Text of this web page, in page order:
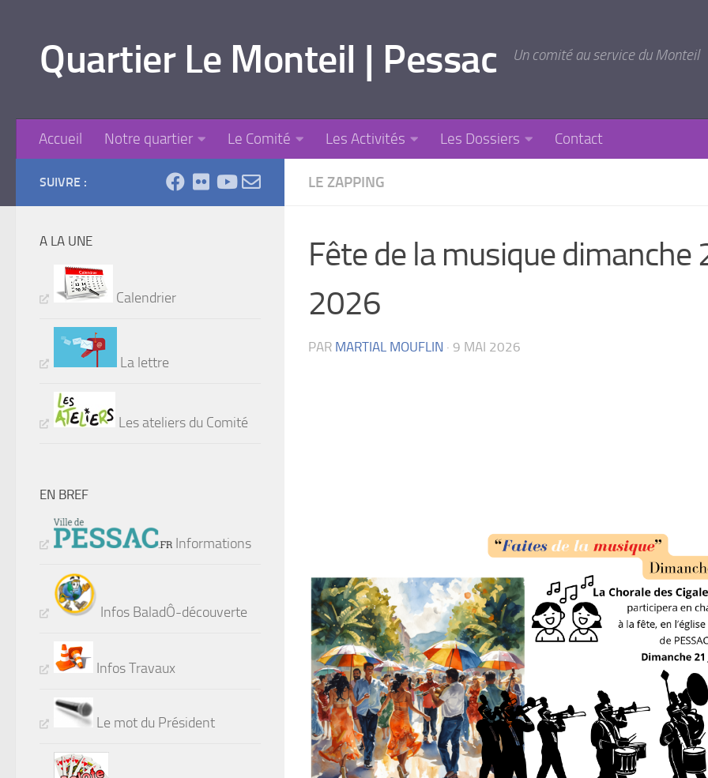
Quartier Le Monteil | Pessac Un comité au service du Monteil
Accueil Notre quartier Le Comité Les Activités Les Dossiers Contact
LE ZAPPING
Fête de la musique dimanche
2026
PAR MARTIAL MOUFLIN · 9 MAI 2026
SUIVRE :
A LA UNE
Calendrier
La lettre
Les ateliers du Comité
EN BREF
Informations
Infos BaladÔ-découverte
Infos Travaux
Le mot du Président